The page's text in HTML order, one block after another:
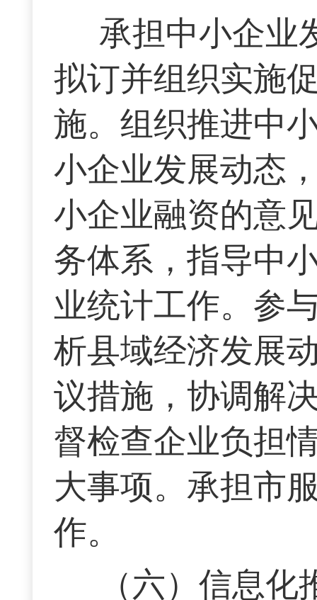
承担中小企业
拟订并组织实施
施。组织推进中
小企业发展动态
小企业融资的意
务体系，指导中
业统计工作。参
析县域经济发展
议措施，协调解
督检查企业负担
大事项。承担市
作。
（六）信息